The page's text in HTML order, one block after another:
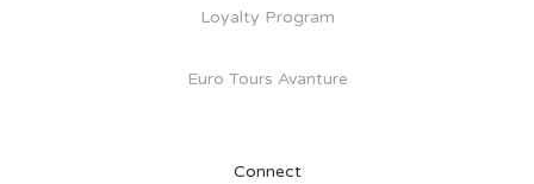
Loyalty Program
Euro Tours Avanture
Connect